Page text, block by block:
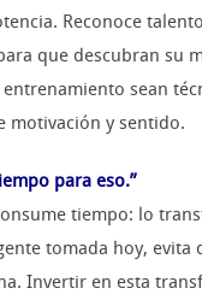
Reconoce
que descubran su
sean
motivación y sentido.
para eso.”
tiempo: lo
tomada hoy, evita
Invertir en esta